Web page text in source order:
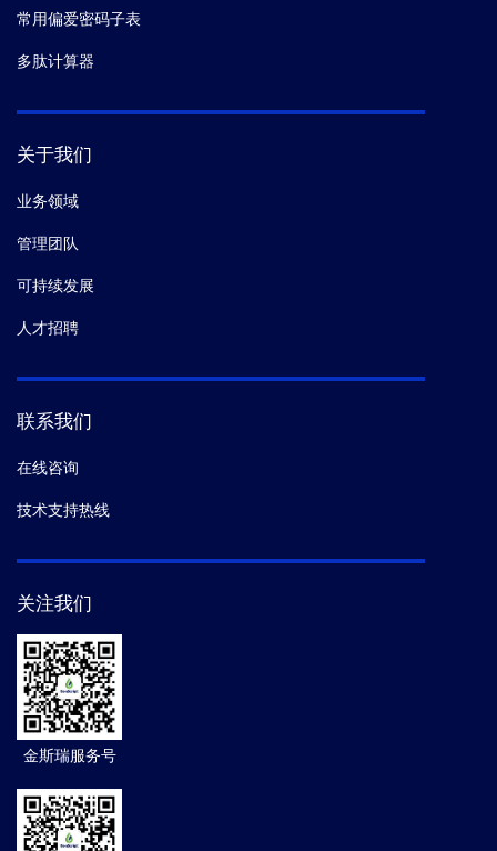
常用偏爱密码子表
多肽计算器
关于我们
业务领域
管理团队
可持续发展
人才招聘
联系我们
在线咨询
技术支持热线
关注我们
金斯瑞服务号